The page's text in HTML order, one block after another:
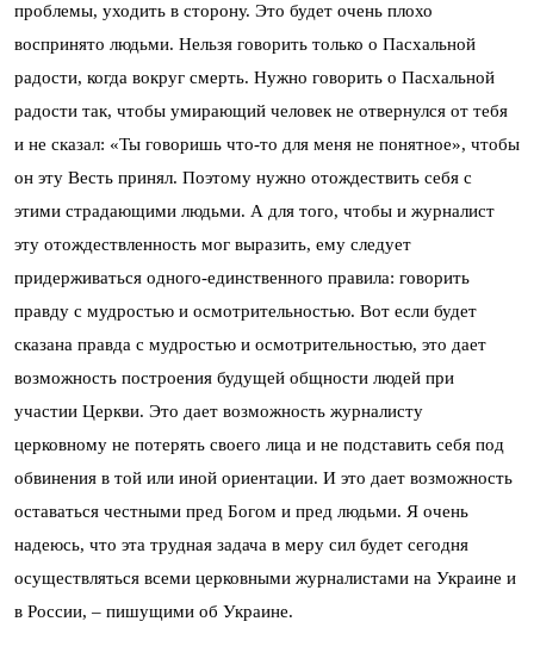
проблемы, уходить в сторону. Это будет очень плохо
воспринято людьми. Нельзя говорить только о Пасхальной
радости, когда вокруг смерть. Нужно говорить о Пасхальной
радости так, чтобы умирающий человек не отвернулся от тебя
и не сказал: «Ты говоришь что-то для меня не понятное», чтобы
он эту Весть принял. Поэтому нужно отождествить себя с
этими страдающими людьми. А для того, чтобы и журналист
эту отождествленность мог выразить, ему следует
придерживаться одного-единственного правила: говорить
правду с мудростью и осмотрительностью. Вот если будет
сказана правда с мудростью и осмотрительностью, это дает
возможность построения будущей общности людей при
участии Церкви. Это дает возможность журналисту
церковному не потерять своего лица и не подставить себя под
обвинения в той или иной ориентации. И это дает возможность
оставаться честными пред Богом и пред людьми. Я очень
надеюсь, что эта трудная задача в меру сил будет сегодня
осуществляться всеми церковными журналистами на Украине и
в России, – пишущими об Украине.